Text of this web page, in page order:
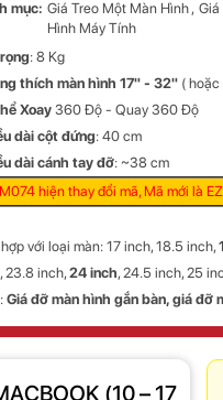
mục: Giá Treo Một Màn Hình
Hình Máy Tính
: 8 Kg
thích màn hình 17" - 32" (
Xoay360 Độ - Quay 360 Độ
dài cột đứng: 40 cm
dài cánh tay đỡ: ~38 cm
hiện thay đổi mã, Mã mới là
với loại màn: 17 inch, 18.5 inch,
23.8 inch, 24 inch, 24.5 inch, 25
Giá đỡ màn hình gắn bàn, giá đỡ
(10 – 17